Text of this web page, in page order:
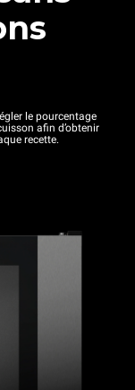
le pourcentage
afin d’obtenir
recette.